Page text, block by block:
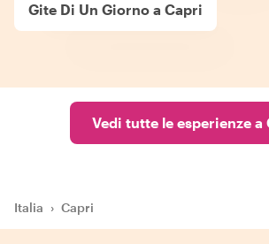
Gite Di Un Giorno a Capri
Vedi tutte le esperienze a
Italia › Capri